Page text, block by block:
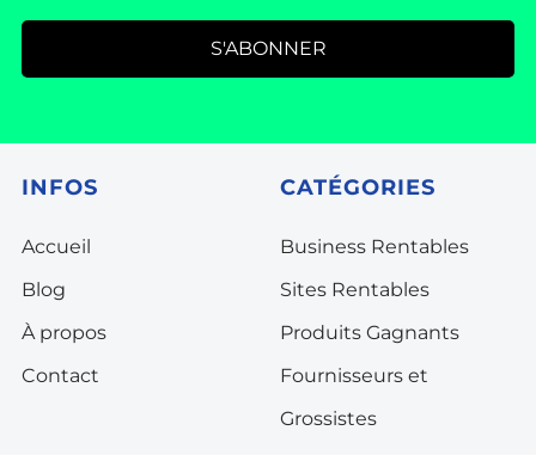
S'ABONNER
INFOS
Accueil
Blog
À propos
Contact
CATÉGORIES
Business Rentables
Sites Rentables
Produits Gagnants
Fournisseurs et
Grossistes